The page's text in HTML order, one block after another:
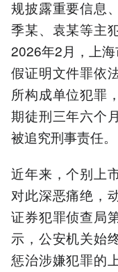
规披露重要信息
季某、袁某等主
2026年2月，上
假证明文件罪依
所构成单位犯罪
期徒刑三年六个
被追究刑事责任。
近年来，个别上
对此深恶痛绝，
证券犯罪侦查局
示，公安机关始
惩治涉嫌犯罪的